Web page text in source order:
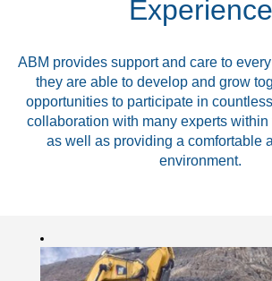
Experience
ABM provides support and care to
they are able to develop and grow
opportunities to participate in
collaboration with many experts
as well as providing a comfortable
environment.